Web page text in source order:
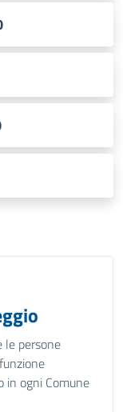
le persone
ogni Comune